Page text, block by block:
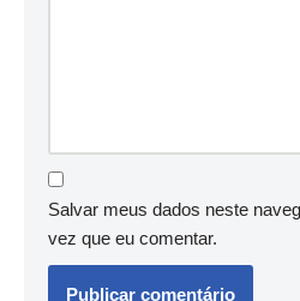
Salvar meus dados neste
vez que eu comentar.